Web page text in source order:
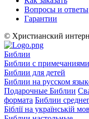
Вопросы и ответы
Гарантии
© Христианский
Библии
Библии с
Библии для детей
Библии на русском
Подарочные Библии
формата Библии
Біблії на українській